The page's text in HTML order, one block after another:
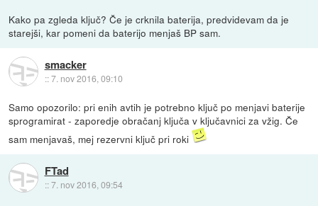
Kako pa zgleda ključ? Če je crknila baterija, predvidevam da je
starejši, kar pomeni da baterijo menjaš BP sam.
smacker
::7. nov 2016, 09:10
Samo opozorilo: pri enih avtih je potrebno ključ po menjavi baterije
sprogramirat - zaporedje obračanj ključa v ključavnici za vžig. Če
sam menjavaš, mej rezervni ključ pri roki
FTad
::7. nov 2016, 09:54